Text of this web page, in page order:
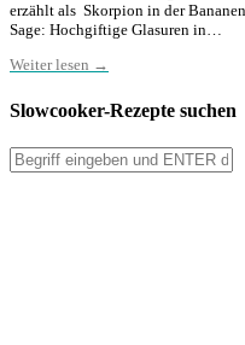
erzählt als Skorpion in der
Sage: Hochgiftige Glasuren in…
Weiter lesen →
Slowcooker-Rezepte suchen